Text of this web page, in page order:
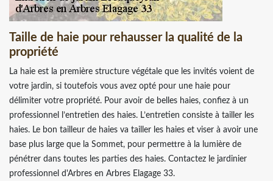
Taille de haie pour rehausser la qualité de la
propriété
La haie est la première structure végétale que les invités voient de
votre jardin, si toutefois vous avez opté pour une haie pour
délimiter votre propriété. Pour avoir de belles haies, confiez à un
professionnel l’entretien des haies. L’entretien consiste à tailler les
haies. Le bon tailleur de haies va tailler les haies et viser à avoir une
base plus large que la Sommet, pour permettre à la lumière de
pénétrer dans toutes les parties des haies. Contactez le jardinier
professionnel d'Arbres en Arbres Elagage 33.